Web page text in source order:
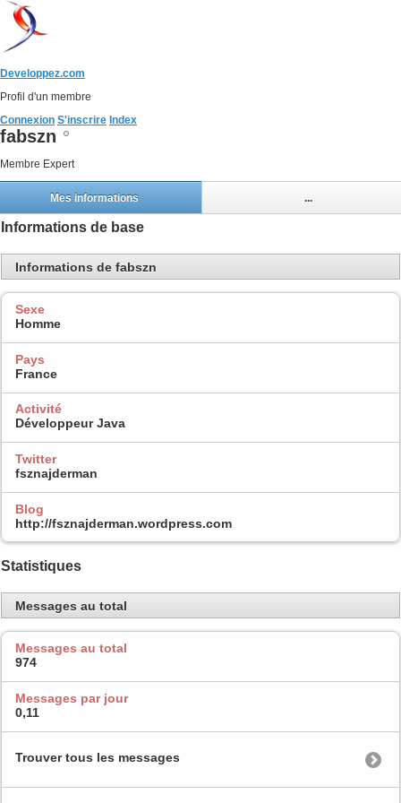
Developpez.com
Profil d'un membre
Connexion S'inscrire Index
fabszn
Membre Expert
Mes informations ...
Informations de base
Informations de fabszn
Sexe
Homme
Pays
France
Activité
Développeur Java
Twitter
fsznajderman
Blog
http://fsznajderman.wordpress.com
Statistiques
Messages au total
Messages au total
974
Messages par jour
0,11
Trouver tous les messages